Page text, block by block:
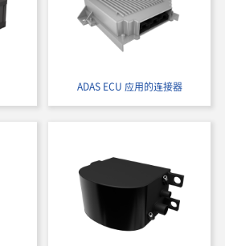
IMSA-9827S-40Y800
IMSA-9827S-50Y800
ADAS ECU 应用的连接器